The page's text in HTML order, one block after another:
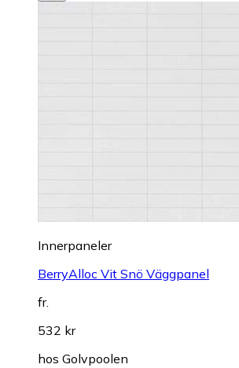
Innerpaneler
BerryAlloc Vit Snö Väggpanel
fr.
532 kr
hos Golvpoolen